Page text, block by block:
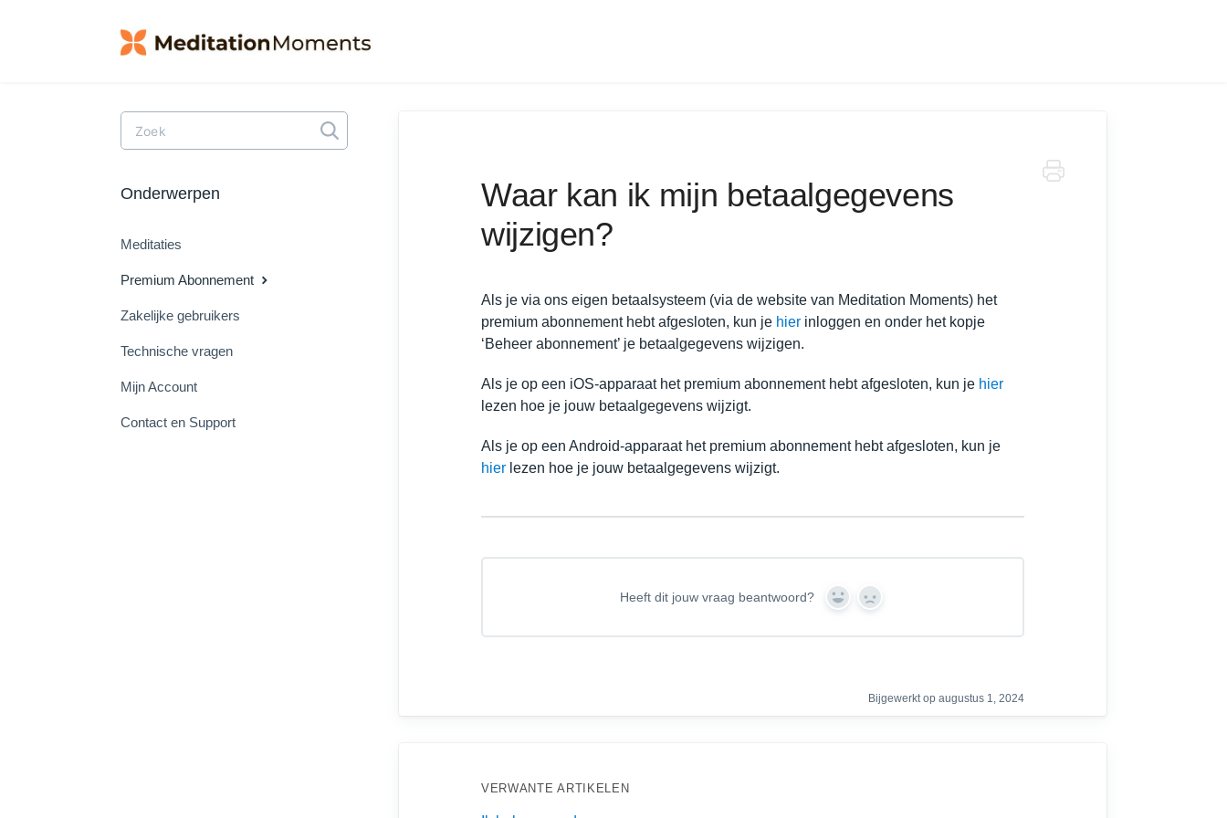
Waar kan ik mijn betaalgegevens
wijzigen?
Als je via ons eigen betaalsysteem (via de website van Meditation Moments) het
premium abonnement hebt afgesloten, kun je hierinloggen en onder het kopje
‘Beheer abonnement’ je betaalgegevens wijzigen.
Als je op een iOS-apparaat het premium abonnement hebt afgesloten, kun je hier
lezen hoe je jouw betaalgegevens wijzigt.
Als je op een Android-apparaat het premium abonnement hebt afgesloten, kun je
hierlezen hoe je jouw betaalgegevens wijzigt.
Heeft dit jouw vraag beantwoord?
Y
s
N
Bijgewerkt op augustus 1, 2024
VERWANTE ARTIKELEN
Toggle
Search
Onderwerpen
Meditaties
Premium Abonnement
Zakelijke gebruikers
Technische vragen
Mijn Account
Contact en Support